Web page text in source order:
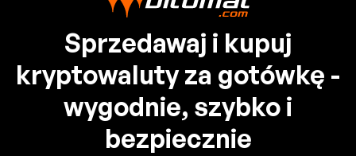
Sprzedawaj i kupuj
kryptowaluty za gotówkę -
wygodnie, szybko i
bezpiecznie